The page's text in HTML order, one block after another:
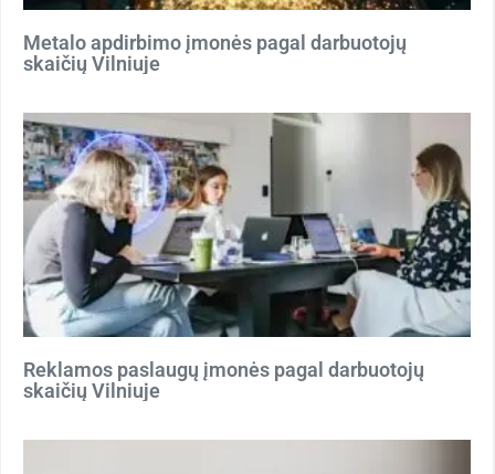
Metalo apdirbimo įmonės pagal darbuotojų
skaičių Vilniuje
Reklamos paslaugų įmonės pagal darbuotojų
skaičių Vilniuje